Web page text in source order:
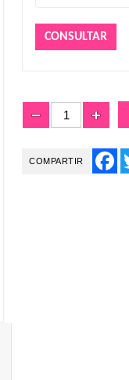
COMPARTIR